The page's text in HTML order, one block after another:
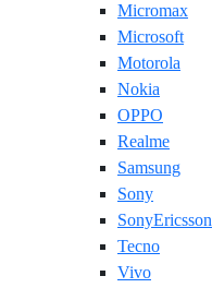
Micromax
Microsoft
Motorola
Nokia
OPPO
Realme
Samsung
Sony
SonyEricsson
Tecno
Vivo